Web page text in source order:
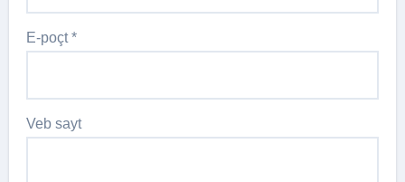
E-poçt*
Veb sayt